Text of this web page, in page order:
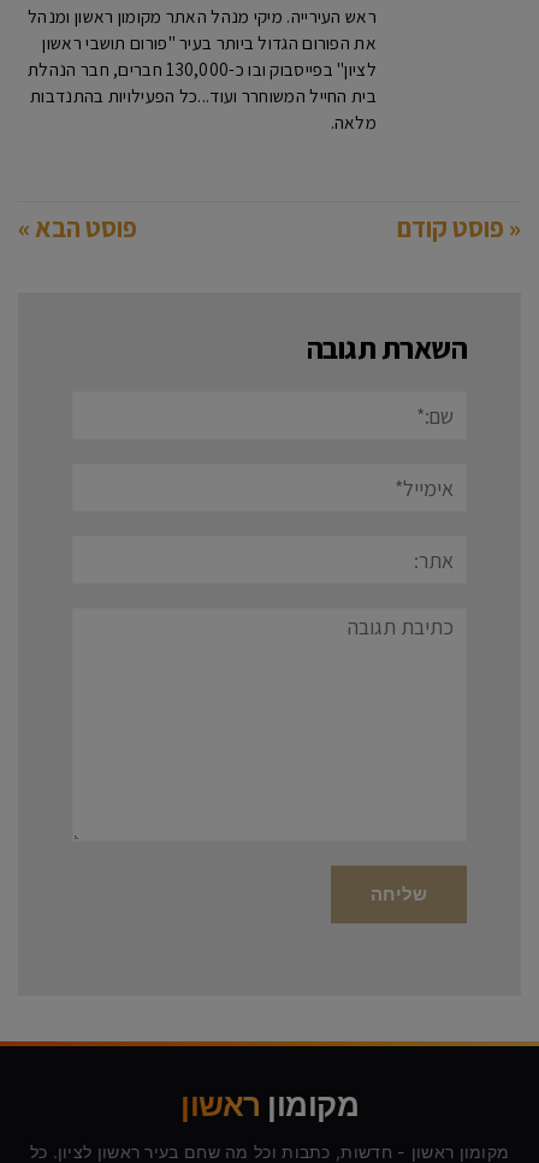
ראש העירייה. מיקי מנהל האתר מקומון ראשון ומנהל
את הפורום הגדול ביותר בעיר "פורום תושבי ראשון
לציון" בפייסבוק ובו כ-130,000 חברים, חבר הנהלת
בית החייל המשוחרר ועוד...כל הפעילויות בהתנדבות
מלאה.
« פוסט קודם פוסט הבא »
השארת תגובה
תגובה
מקומון ראשון
מקומון ראשון - חדשות, כתבות וכל מה שחם בעיר ראשון לציון. כל